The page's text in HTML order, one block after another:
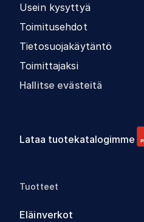
Usein kysyttyä
Toimitusehdot
Tietosuojakäytäntö
Toimittajaksi
Hallitse evästeitä
Lataa tuotekatalogimme
Tuotteet
Eläinverkot